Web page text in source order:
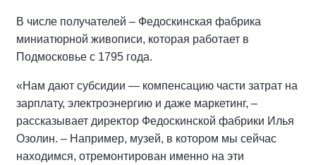
В числе получателей – Федоскинская фабрика
миниатюрной живописи, которая работает в
Подмосковье с 1795 года.
«Нам дают субсидии — компенсацию части затрат на
зарплату, электроэнергию и даже маркетинг, –
рассказывает директор Федоскинской фабрики Илья
Озолин. – Например, музей, в котором мы сейчас
находимся, отремонтирован именно на эти